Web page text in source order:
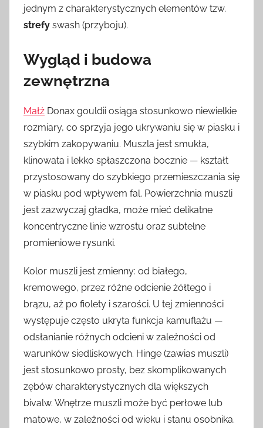
jednym z charakterystycznych elementów tzw.
strefy swash (przyboju).
Wygląd i budowa
zewnętrzna
Małż Donax gouldii osiąga stosunkowo niewielkie
rozmiary, co sprzyja jego ukrywaniu się w piasku i
szybkim zakopywaniu. Muszla jest smukła,
klinowata i lekko spłaszczona bocznie — kształt
przystosowany do szybkiego przemieszczania się
w piasku pod wpływem fal. Powierzchnia muszli
jest zazwyczaj gładka, może mieć delikatne
koncentryczne linie wzrostu oraz subtelne
promieniowe rysunki.
Kolor muszli jest zmienny: od białego,
kremowego, przez różne odcienie żółtego i
brązu, aż po fiolety i szarości. U tej zmienności
występuje często ukryta funkcja kamuflażu —
odsłanianie różnych odcieni w zależności od
warunków siedliskowych. Hinge (zawias muszli)
jest stosunkowo prosty, bez skomplikowanych
zębów charakterystycznych dla większych
bivalw. Wnętrze muszli może być perłowe lub
matowe, w zależności od wieku i stanu osobnika.